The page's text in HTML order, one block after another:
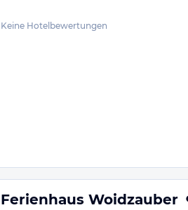
Keine Hotelbewertungen
Ferienhaus Woidzauber